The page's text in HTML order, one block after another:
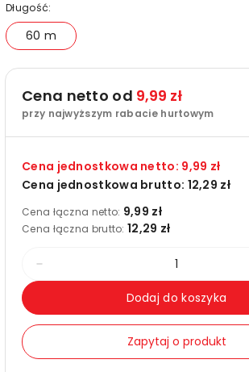
Długość:
60 m
Cena netto od 9,99 zł
przy najwyższym rabacie hurtowym
Cena jednostkowa netto: 9,99 zł
Cena jednostkowa brutto: 12,29 zł
Cena łączna netto: 9,99 zł
Cena łączna brutto: 12,29 zł
dla
akryl
Dodaj do koszyka
Zapytaj o produkt